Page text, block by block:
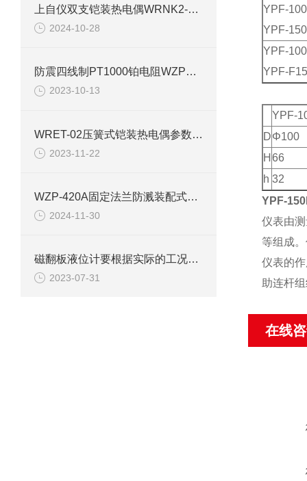
上自仪双支铠装热电偶WRNK2-231
2024-10-28
防震四线制PT1000铂电阻WZPK1-221产品介绍
2023-10-13
WRET-02压簧式铠装热电偶参数介绍
2023-11-22
WZP-420A固定法兰防溅装配式热电阻
2024-11-30
磁翻板液位计要根据实际的工况要求来进行选型
2023-07-31
YPF-
YPF-
YPF-
YPF-
YPF-
DΦ100
H 66
h 32
YPF-
仪表由
等组成
仪表的
助连杆
在线